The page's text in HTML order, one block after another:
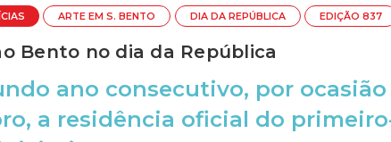
ARTE EM S. BENTO DIA DA REPÚBLICA EDIÇÃO 837
Bento no dia da República
ano consecutivo, por
a residência oficial do